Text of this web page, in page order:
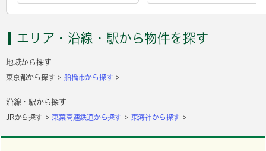
エリア・沿線・駅から物件を探す
地域から探す
東京都から探す 船橋市から探す
沿線・駅から探す
JRから探す 東葉高速鉄道から探す 東海神から探す